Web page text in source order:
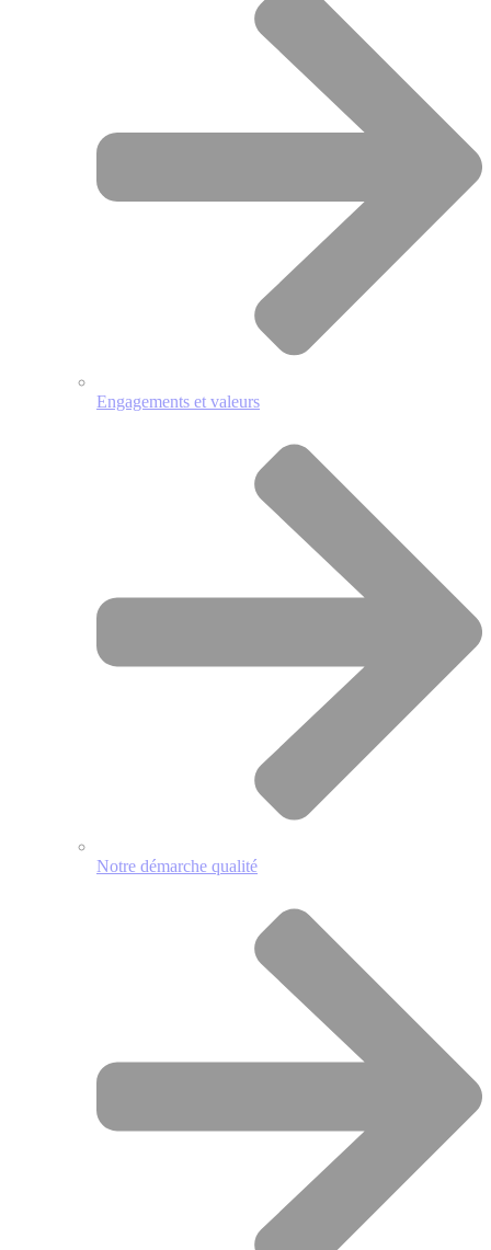
Engagements et valeurs
Notre démarche qualité